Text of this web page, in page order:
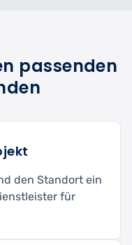
passenden
den Standort ein
für